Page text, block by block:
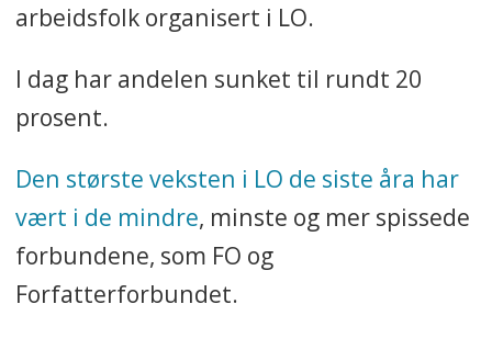
arbeidsfolk organisert i LO.
I dag har andelen sunket til rundt 20
prosent.
Den største veksten i LO de siste åra har
vært i de mindre, minste og mer spissede
forbundene, som FO og
Forfatterforbundet.